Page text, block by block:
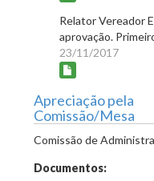
Relator Vereador
aprovação.
23/11/2017
Apreciação pela
Comissão/Mesa
Comissão de
Documentos: